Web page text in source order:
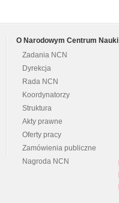
O Narodowym Centrum Nauki
Zadania NCN
Dyrekcja
Rada NCN
Koordynatorzy
Struktura
Akty prawne
Oferty pracy
Zamówienia publiczne
Nagroda NCN